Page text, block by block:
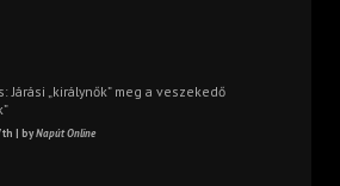
Járási „királynők” meg a veszekedő
| byNapút Online